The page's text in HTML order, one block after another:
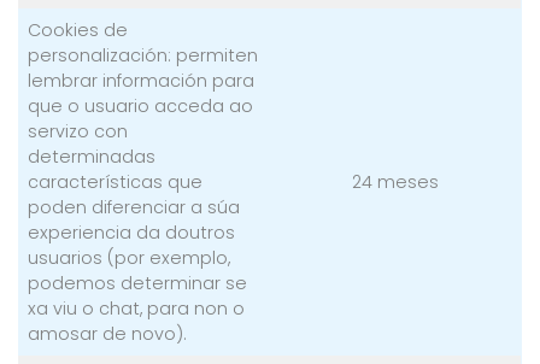
Cookies de
personalización: permiten
lembrar información para
que o usuario acceda ao
servizo con
determinadas
características que
poden diferenciar a súa
experiencia da doutros
usuarios (por exemplo,
podemos determinar se
xa viu o chat, para non o
amosar de novo).
24 meses